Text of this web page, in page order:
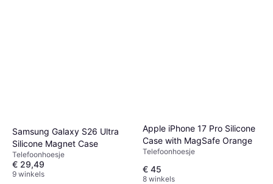
Samsung Galaxy S26 Ultra
Silicone Magnet Case
Telefoonhoesje
€ 29,49
9 winkels
Apple iPhone 17 Pro Silicone
Case with MagSafe Orange
Telefoonhoesje
€ 45
8 winkels